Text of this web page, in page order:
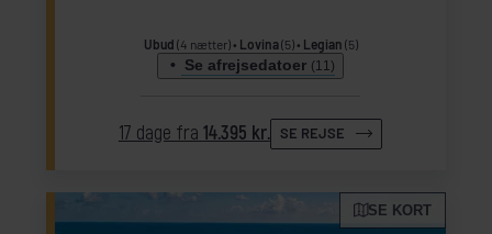
Ubud (4 nætter) Lovina(5) Legian (5)
Se afrejsedatoer (11)
17 dage fra 14.395 kr. SE REJSE
SE KORT